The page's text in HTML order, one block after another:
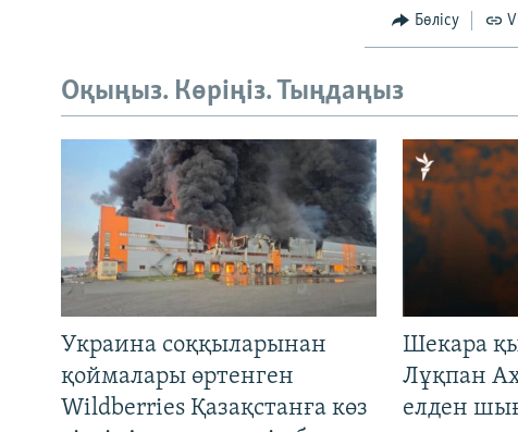
Бөлісу
Оқыңыз. Көріңіз. Тыңдаңыз
Украина соққыларынан
қоймалары өртенген
Wildberries Қазақстанға көз
Шекара
Лұқпан
елден